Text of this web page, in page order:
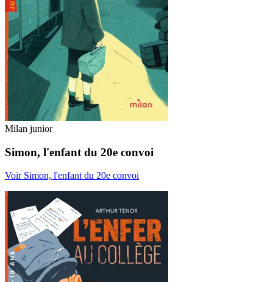
Milan junior
Simon, l'enfant du 20e convoi
Voir Simon, l'enfant du 20e convoi